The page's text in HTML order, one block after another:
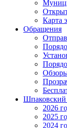
Карта
Обращения
Шпаковский
2026
2025
2024